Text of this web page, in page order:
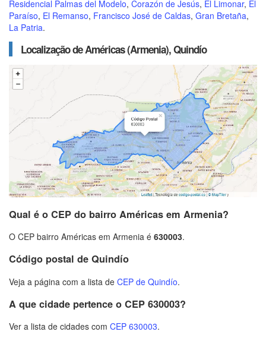
Residencial Palmas del Modelo, Corazón de Jesús, El Limonar, El
Paraíso, El Remanso, Francisco José de Caldas, Gran Bretaña,
La Patria.
Localização de Américas (Armenia), Quindío
Qual é o CEP do bairro Américas em Armenia?
O CEP bairro Américas em Armenia é 630003.
Código postal de Quindío
Veja a página com a lista de CEP de Quindío.
A que cidade pertence o CEP 630003?
Ver a lista de cidades com CEP 630003.